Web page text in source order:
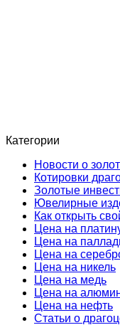
Категории
Новости о
Котировки
Золотые
Ювелирные
Как открыть
Цена на
Цена на
Цена на
Цена на никель
Цена на медь
Цена на
Цена на нефть
Статьи о